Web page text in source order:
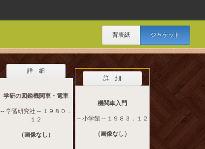
背表紙 ジャケット
詳 細
学研の図鑑機関車・電車
-- 学習研究社 -- １９８０．
１２
（画像なし）
詳 細
機関車入門
-- 小学館 -- １９８３．１２
（画像なし）